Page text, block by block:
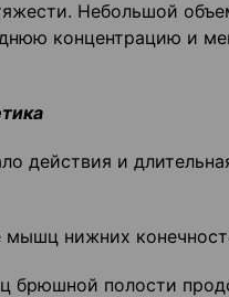
Небольшой
концентрацию и
действия и
мышц нижних
брюшной полости